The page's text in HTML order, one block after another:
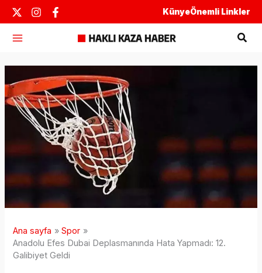
İçeriğe
atla
KünyeÖnemli Linkler
Ana sayfa
Spor
Anadolu Efes Dubai Deplasmanında Hata Yapmadı: 12.
Galibiyet Geldi